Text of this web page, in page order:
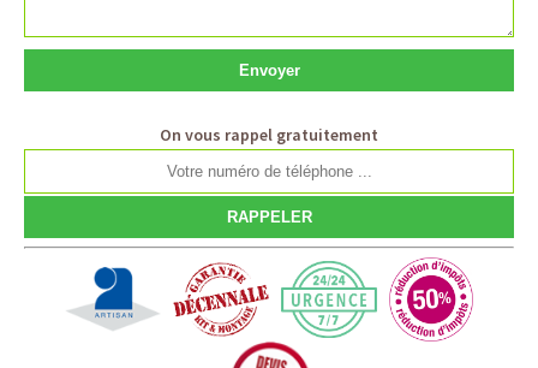
On vous rappel gratuitement